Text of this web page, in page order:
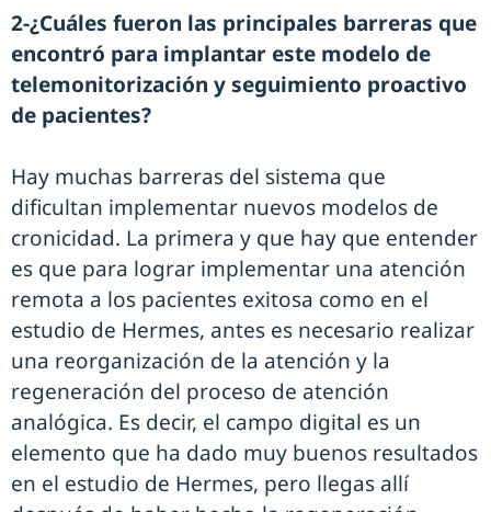
2-¿Cuáles fueron las principales barreras que
encontró para implantar este modelo de
telemonitorización y seguimiento proactivo
de pacientes?
Hay muchas barreras del sistema que
dificultan implementar nuevos modelos de
cronicidad. La primera y que hay que entender
es que para lograr implementar una atención
remota a los pacientes exitosa como en el
estudio de Hermes, antes es necesario realizar
una reorganización de la atención y la
regeneración del proceso de atención
analógica. Es decir, el campo digital es un
elemento que ha dado muy buenos resultados
en el estudio de Hermes, pero llegas allí